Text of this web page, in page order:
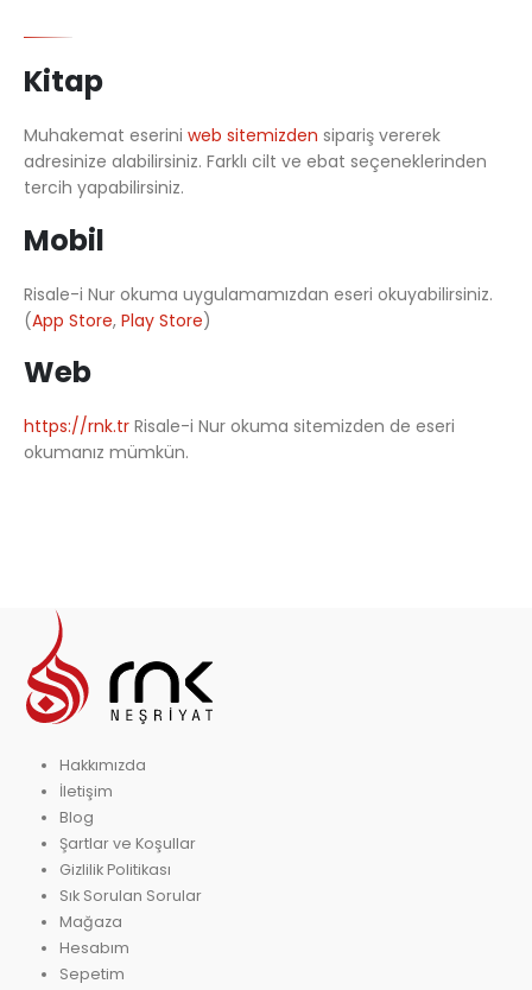
Kitap
Muhakemat eserini web sitemizden sipariş vererek
adresinize alabilirsiniz. Farklı cilt ve ebat seçeneklerinden
tercih yapabilirsiniz.
Mobil
Risale-i Nur okuma uygulamamızdan eseri okuyabilirsiniz.
(App Store, Play Store)
Web
https://rnk.tr Risale-i Nur okuma sitemizden de eseri
okumanız mümkün.
Hakkımızda
İletişim
Blog
Şartlar ve Koşullar
Gizlilik Politikası
Sık Sorulan Sorular
Mağaza
Hesabım
Sepetim